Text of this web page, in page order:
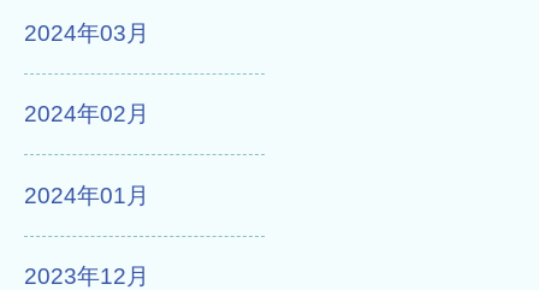
2024年03月
2024年02月
2024年01月
2023年12月